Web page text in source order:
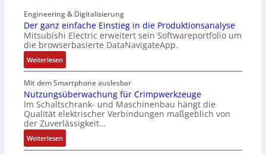
i
t
E
n
c
o
d
e
r
i
a
n
g
u
l
a
t
i
o
n
t
e
i
l
r
h
ä
l
S
c
h
n
s
o
r
l
o
s
e
F
a
n
g
s
Engineering & Digitalisierung
Der ganz einfache Einstieg in die Produktionsanalyse
Mitsubishi Electric erweitert sein Softwareportfolio um
die browserbasierte DataNavigateApp.
Weiterlesen:
D
e
r
g
a
n
z
e
Mit dem Smartphone auslesbar
Nutzungsüberwachung für Crimpwerkzeuge
Im Schaltschrank- und Maschinenbau hängt die
Qualität elektrischer Verbindungen maßgeblich von
der Zuverlässigkeit…
Weiterlesen:
N